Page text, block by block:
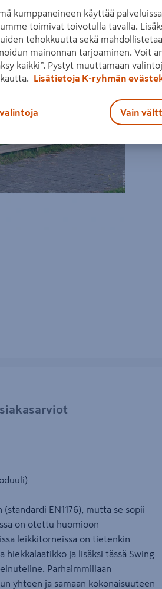
Seuraava
EN1176), mutta se sopii
on otettu huomioon
leikkitorneissa on tietenkin
hiekkalaatikko ja lisäksi tässä Swing
Parhaimmillaan
yhteen ja samaan kokonaisuuteen
kumppaneineen käyttää
toimivat toivotulla tavalla.
tehokkuutta sekä
mainonnan tarjoaminen. Voit
kaikki”. Pystyt muuttamaan
Lisätietoja K-ryhmän
Vain